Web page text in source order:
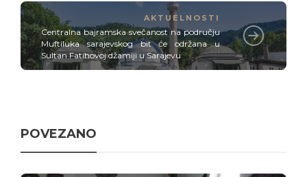
AKTUELNOSTI
Centralna bajramska svečanost na području
Muftiluka sarajevskog bit će održana u
Sultan Fatihovoj džamiji u Sarajevu
POVEZANO